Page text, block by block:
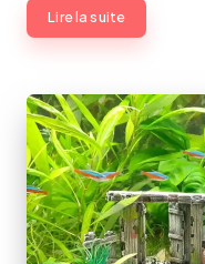
Lire la suite